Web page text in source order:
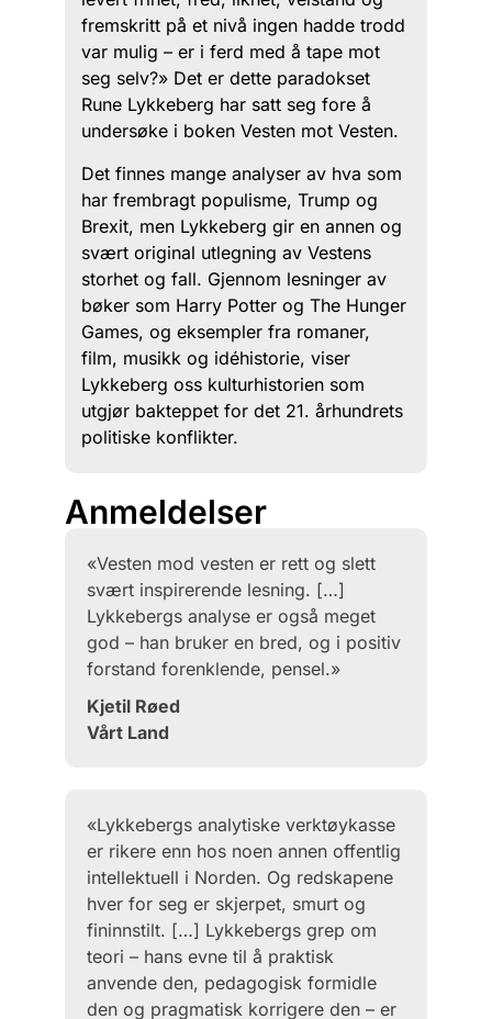
fremskritt på et nivå ingen hadde trodd
var mulig – er i ferd med å tape mot
seg selv?» Det er dette paradokset
Rune Lykkeberg har satt seg fore å
undersøke i boken Vesten mot Vesten.
Det finnes mange analyser av hva som
har frembragt populisme, Trump og
Brexit, men Lykkeberg gir en annen og
svært original utlegning av Vestens
storhet og fall. Gjennom lesninger av
bøker som Harry Potter og The Hunger
Games, og eksempler fra romaner,
film, musikk og idéhistorie, viser
Lykkeberg oss kulturhistorien som
utgjør bakteppet for det 21. århundrets
politiske konflikter.
Anmeldelser
«Vesten mod vesten er rett og slett
svært inspirerende lesning. […]
Lykkebergs analyse er også meget
god – han bruker en bred, og i positiv
forstand forenklende, pensel.»
Kjetil Røed
Vårt Land
«Lykkebergs analytiske verktøykasse
er rikere enn hos noen annen offentlig
intellektuell i Norden. Og redskapene
hver for seg er skjerpet, smurt og
fininnstilt. […] Lykkebergs grep om
teori – hans evne til å praktisk
anvende den, pedagogisk formidle
den og pragmatisk korrigere den – er